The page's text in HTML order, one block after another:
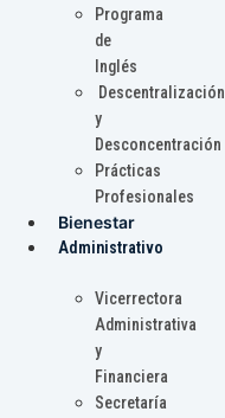
Programa
de
Inglés
Descentralización
y
Desconcentración
Prácticas
Profesionales
Bienestar
Administrativo
Vicerrectora
Administrativa
y
Financiera
Secretaría